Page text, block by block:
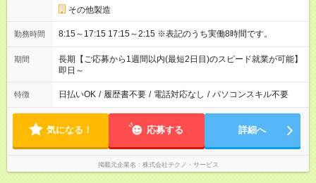
その他製造
勤務時間 8:15～17:15 17:15～2:15 ※表記のうち実働8時間です。
期間
長期【ご応募から1週間以内(最短2日目)のスピード就業が可能】
即日～
特徴 日払いOK / 履歴書不要 / 電話対応なし / パソコンスキル不要
気になる！ 応募する 詳細へ
掲載元企業名 株式会社テクノ・サービス